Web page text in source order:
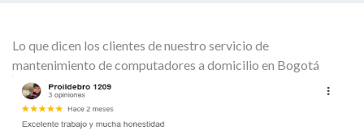
Lo que dicen los clientes de nuestro servicio de
mantenimiento de computadores a domicilio en Bogotá